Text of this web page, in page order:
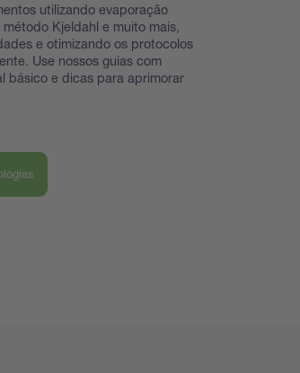
utilizando evaporação
Kjeldahl e muito mais,
e otimizando os protocolos
Use nossos guias com
básico e dicas para aprimorar